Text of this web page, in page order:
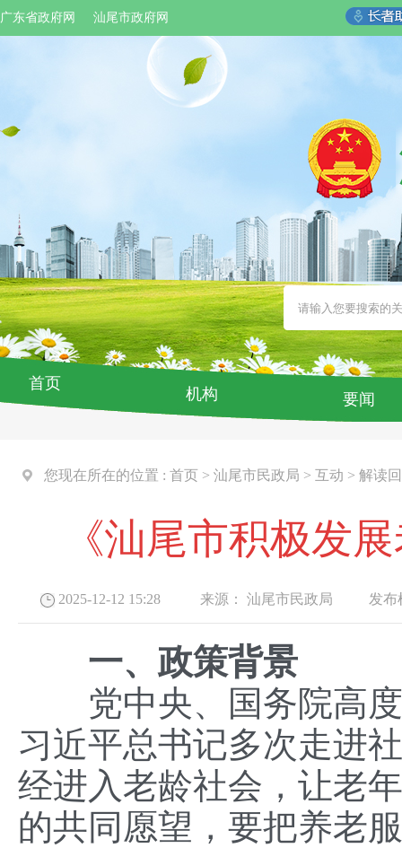
广东省政府网 汕尾市政府网
首页
机构 要闻
您现在所在的位置 : 首页 > 汕尾市民政局 > 互动 > 解读
《汕尾市积极发
2025-12-12 15:28 来源： 汕尾市民政局 发布
一、政策背景
党中央、国务院高度
习近平总书记多次走进
经进入老龄社会，让老
的共同愿望，要把养老